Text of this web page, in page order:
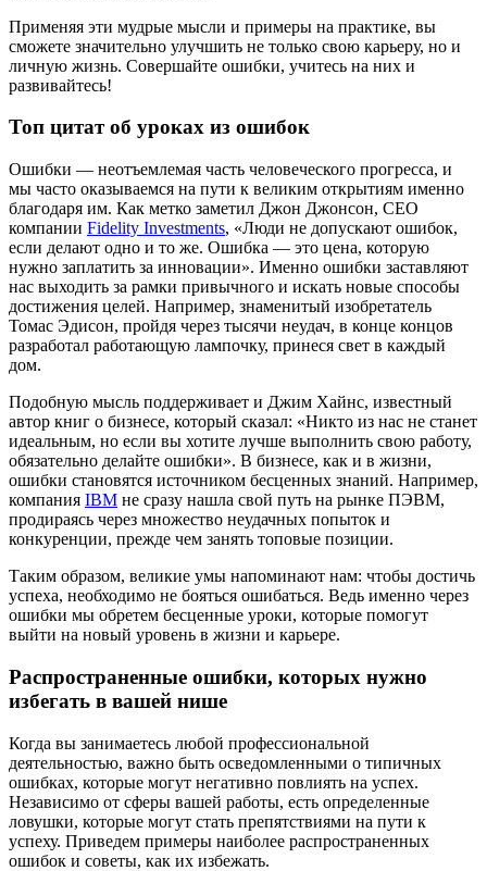
Применяя эти мудрые мысли и примеры на практике, вы
сможете значительно улучшить не только свою карьеру, но и
личную жизнь. Совершайте ошибки, учитесь на них и
развивайтесь!
Топ цитат об уроках из ошибок
Ошибки — неотъемлемая часть человеческого прогресса, и
мы часто оказываемся на пути к великим открытиям именно
благодаря им. Как метко заметил Джон Джонсон, CEO
компании Fidelity Investments, «Люди не допускают ошибок,
если делают одно и то же. Ошибка — это цена, которую
нужно заплатить за инновации». Именно ошибки заставляют
нас выходить за рамки привычного и искать новые способы
достижения целей. Например, знаменитый изобретатель
Томас Эдисон, пройдя через тысячи неудач, в конце концов
разработал работающую лампочку, принеся свет в каждый
дом.
Подобную мысль поддерживает и Джим Хайнс, известный
автор книг о бизнесе, который сказал: «Никто из нас не станет
идеальным, но если вы хотите лучше выполнить свою работу,
обязательно делайте ошибки». В бизнесе, как и в жизни,
ошибки становятся источником бесценных знаний. Например,
компания IBM не сразу нашла свой путь на рынке ПЭВМ,
продираясь через множество неудачных попыток и
конкуренции, прежде чем занять топовые позиции.
Таким образом, великие умы напоминают нам: чтобы достичь
успеха, необходимо не бояться ошибаться. Ведь именно через
ошибки мы обретем бесценные уроки, которые помогут
выйти на новый уровень в жизни и карьере.
Распространенные ошибки, которых нужно
избегать в вашей нише
Когда вы занимаетесь любой профессиональной
деятельностью, важно быть осведомленными о типичных
ошибках, которые могут негативно повлиять на успех.
Независимо от сферы вашей работы, есть определенные
ловушки, которые могут стать препятствиями на пути к
успеху. Приведем примеры наиболее распространенных
ошибок и советы, как их избежать.